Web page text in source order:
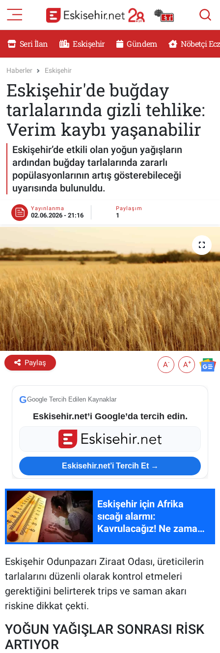
Seri İlan Eskişehir Gündem Nöbetçi
Haberler Eskişehir
Eskişehir'de buğday
tarlalarında gizli tehlike:
Verim kaybı yaşanabilir
Eskişehir’de etkili olan yoğun yağışların
ardından buğday tarlalarında zararlı
popülasyonlarının artış gösterebileceği
uyarısında bulunuldu.
Yayınlanma
02.06.2026 - 21:16
Paylaşım
1
Paylaş A- A+
GGoogle Tercih Edilen Kaynaklar
Eskisehir.net’i Google’da tercih edin.
Eskisehir.net’i Tercih Et →
Eskişehir için Afrika
sıcağı alarmı:
Kavrulacağız! Ne zaman
Eskişehir Odunpazarı Ziraat Odası, üreticilerin
tarlalarını düzenli olarak kontrol etmeleri
gerektiğini belirterek trips ve saman akarı
riskine dikkat çekti.
YOĞUN YAĞIŞLAR SONRASI RİSK
ARTIYOR
RESMİ İLANLAR
DÜNYA
SAĞLIK
MAGAZİN
KADIN
TEKNOLOJİ
YEMEK
Eskişehir Haber İçerikleri
Eskişehir Hava Durumu
Eskişehir Tramvay Saatleri
Eskişehir Otobüs Saatleri
Eskişehir Nöbetçi Eczaneler
Eskişehir Namaz Vakitleri
Eskişehir Trafik Yoğunluk Haritası
Süper Lig Puan Durumu ve Fikstür
Tüm Manşetler
Son Dakika Haberleri
Haber Arşivi